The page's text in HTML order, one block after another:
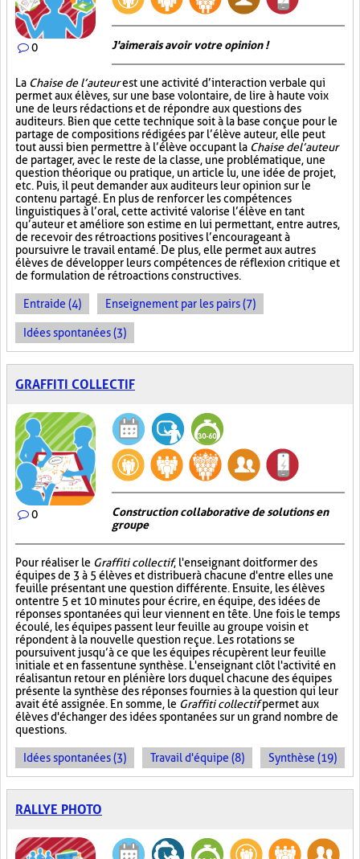
0 J'aimerais avoir votre opinion !
La Chaise de l’auteurest une activité d’interaction verbale qui
permet aux élèves, sur une base volontaire, de lire à haute voix
une de leurs rédactions et de répondre aux questions des
auditeurs. Bien que cette technique soit à la base conçue pour le
partage de compositions rédigées par l’élève auteur, elle peut
tout aussi bien permettre à l’élève occupant la Chaise de l’auteur
de partager, avec le reste de la classe, une problématique, une
question théorique ou pratique, un article lu, une idée de projet,
etc. Puis, il peut demander aux auditeurs leur opinion sur le
contenu partagé. En plus de renforcer les compétences
linguistiques à l’oral, cette activité valorise l’élève en tant
qu’auteur et améliore son estime en lui permettant, entre autres,
de recevoir des rétroactions positives l’encourageant à
poursuivre le travail entamé. De plus, elle permet aux autres
élèves de développer leurs compétences de réflexion critique et
de formulation de rétroactions constructives.
Entraide (4) Enseignement par les pairs (7)
Idées spontanées (3)
GRAFFITI COLLECTIF
0
Construction collaborative de solutions en
groupe
Pour réaliser le Graffiti collectif, l'enseignant doit former des
équipes de 3 à 5 élèves et distribuer à chacune d'entre elles une
feuille présentant une question différente. Ensuite, les élèves
ont entre 5 et 10 minutes pour écrire, en équipe, des idées de
réponses spontanées qui leur viennent en tête. Une fois le temps
écoulé, les équipes passent leur feuille au groupe voisin et
répondent à la nouvelle question reçue. Les rotations se
poursuivent jusqu’à ce que les équipes récupèrent leur feuille
initiale et en fassent une synthèse. L'enseignant clôt l'activité en
réalisant un retour en plénière lors duquel chacune des équipes
présente la synthèse des réponses fournies à la question qui leur
avait été assignée. En somme, le Graffiti collectifpermet aux
élèves d'échanger des idées spontanées sur un grand nombre de
questions.
Idées spontanées (3) Travail d'équipe (8) Synthèse (19)
RALLYE PHOTO